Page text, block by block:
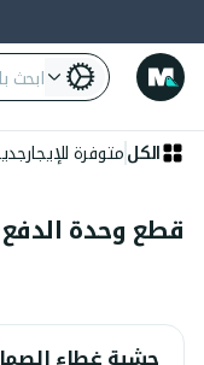
الكل متوفرة للإيجار
قطع وحدة الدفع
حشية غطاء